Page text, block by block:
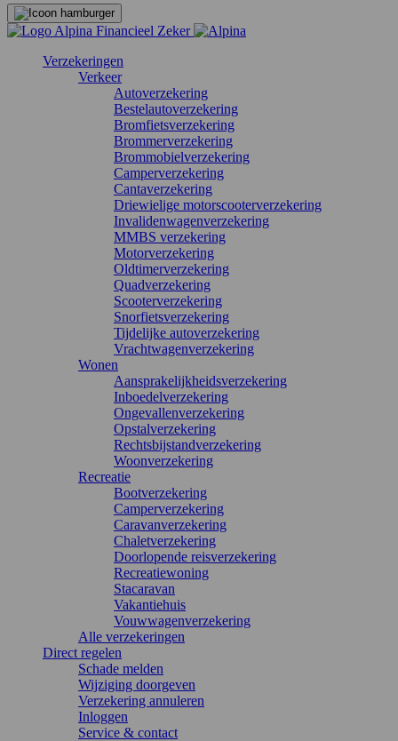
Verzekeringen
Verkeer
Autoverzekering
Bestelautoverzekering
Bromfietsverzekering
Brommerverzekering
Brommobielverzekering
Camperverzekering
Cantaverzekering
Driewielige motorscooterverzekering
Invalidenwagenverzekering
MMBS verzekering
Motorverzekering
Oldtimerverzekering
Quadverzekering
Scooterverzekering
Snorfietsverzekering
Tijdelijke autoverzekering
Vrachtwagenverzekering
Wonen
Aansprakelijkheidsverzekering
Inboedelverzekering
Ongevallenverzekering
Opstalverzekering
Rechtsbijstandverzekering
Woonverzekering
Recreatie
Bootverzekering
Camperverzekering
Caravanverzekering
Chaletverzekering
Doorlopende reisverzekering
Recreatiewoning
Stacaravan
Vakantiehuis
Vouwwagenverzekering
Alle verzekeringen
Direct regelen
Schade melden
Wijziging doorgeven
Verzekering annuleren
Inloggen
Service & contact